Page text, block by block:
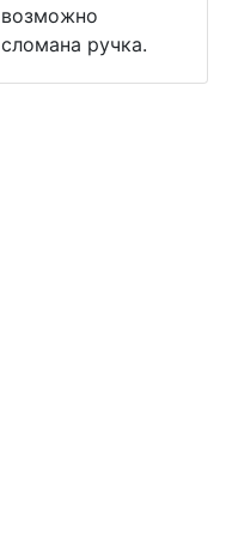
возможно
сломана ручка.